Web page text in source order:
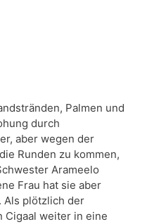
Palmen und
durch
aber wegen der
Runden zu kommen,
Arameelo
Frau hat sie aber
Als plötzlich der
Cigaal weiter in eine